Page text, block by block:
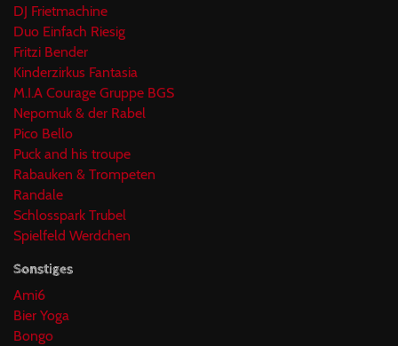
DJ Frietmachine
Duo Einfach Riesig
Fritzi Bender
Kinderzirkus Fantasia
M.I.A Courage Gruppe BGS
Nepomuk & der Rabel
Pico Bello
Puck and his troupe
Rabauken & Trompeten
Randale
Schlosspark Trubel
Spielfeld Werdchen
Sonstiges
Ami6
Bier Yoga
Bongo